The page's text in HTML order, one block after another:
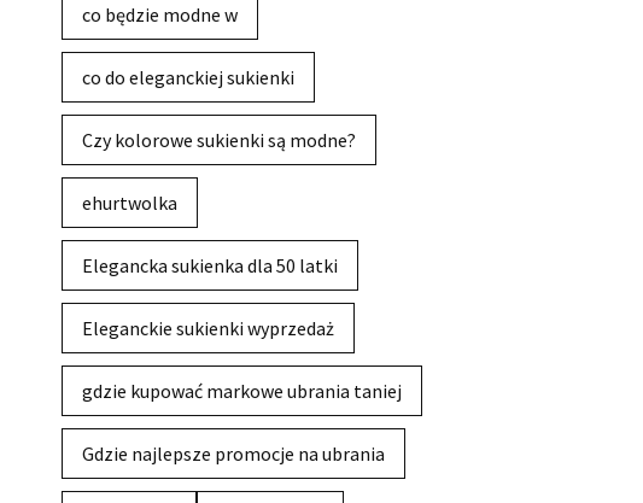
co będzie modne w
co do eleganckiej sukienki
Czy kolorowe sukienki są modne?
ehurtwolka
Elegancka sukienka dla 50 latki
Eleganckie sukienki wyprzedaż
gdzie kupować markowe ubrania taniej
Gdzie najlepsze promocje na ubrania